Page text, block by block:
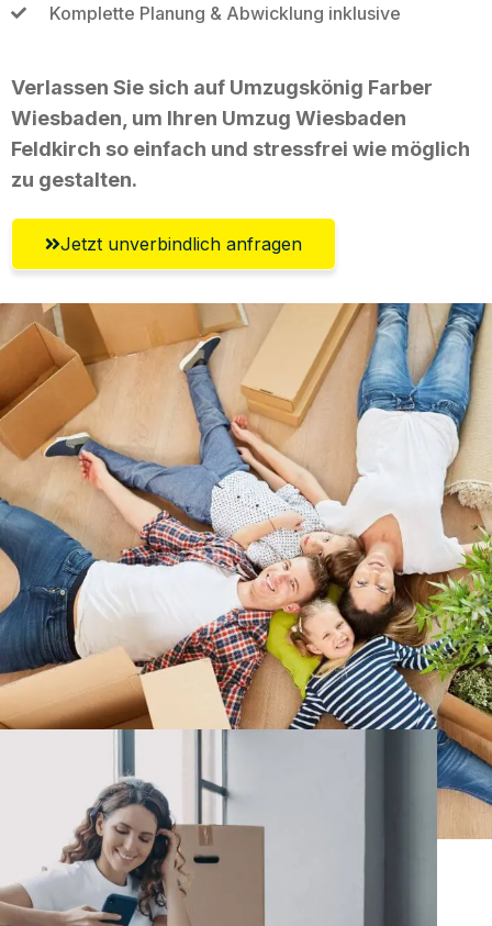
Komplette Planung & Abwicklung inklusive
Verlassen Sie sich auf Umzugskönig Farber
Wiesbaden, um Ihren Umzug Wiesbaden
Feldkirch so einfach und stressfrei wie möglich
zu gestalten.
Jetzt unverbindlich anfragen